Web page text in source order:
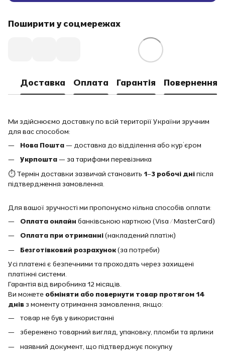
Поширити у соцмережах
Доставка Оплата Гарантія Повернення
Ми здійснюємо доставку по всій території України зручним
для вас способом:
Нова Пошта— доставка до відділення або кур’єром
Укрпошта— за тарифами перевізника
⏱ Термін доставки зазвичай становить 1–3 робочі дніпісля
підтвердження замовлення.
Для вашої зручності ми пропонуємо кілька способів оплати:
Оплата онлайн банківською карткою (Visa / MasterCard)
Оплата при отриманні(накладений платіж)
Безготівковий розрахунок(за потреби)
Усі платежі є безпечними та проходять через захищені
платіжні системи.
Гарантія від виробника 12 місяців.
Ви можете обміняти або повернути товар протягом 14
днівз моменту отримання замовлення, якщо:
товар не був у використанні
збережено товарний вигляд, упаковку, пломби та ярлики
наявний документ, що підтверджує покупку